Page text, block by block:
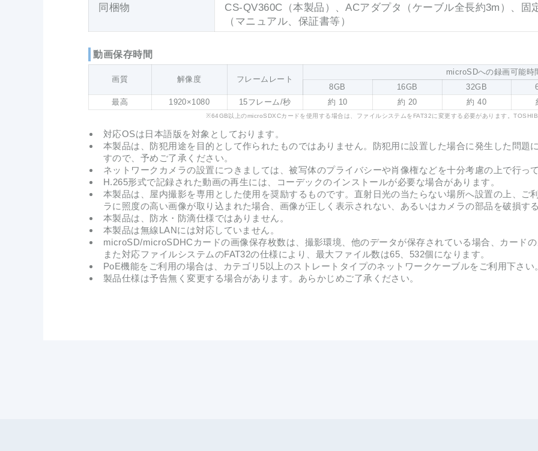
同梱物
CS-QV360C（本製品）、ACアダプタ（ケーブル全長約3m）、固
（マニュアル、保証書等）
動画保存時間
画質 解像度 フレームレート
microSDへの録画可能時
8GB
16GB 32GB
最高
1920×1080 15フレーム/秒 約 10 約 20 約 40
※64GB以上のmicroSDXCカードを使用する場合は、ファイルシステムをFAT32に変更する必要があります。
対応OSは日本語版を対象としております。
本製品は、防犯用途を目的として作られたものではありません。防犯用に設置した場合に発生した問題
すので、予めご了承ください。
ネットワークカメラの設置につきましては、被写体のプライバシーや肖像権などを十分考慮の上で行っ
H.265形式で記録された動画の再生には、コーデックのインストールが必要な場合があります。
本製品は、屋内撮影を専用とした使用を奨励するものです。直射日光の当たらない場所へ設置の上、ご
ラに照度の高い画像が取り込まれた場合、画像が正しく表示されない、あるいはカメラの部品を破損す
本製品は、防水・防滴仕様ではありません。
本製品は無線LANには対応していません。
microSD/microSDHCカードの画像保存枚数は、撮影環境、他のデータが保存されている場合、カード
また対応ファイルシステムのFAT32の仕様により、最大ファイル数は65、532個になります。
PoE機能をご利用の場合は、カテゴリ5以上のストレートタイプのネットワークケーブルをご利用下さい
製品仕様は予告無く変更する場合があります。あらかじめご了承ください。